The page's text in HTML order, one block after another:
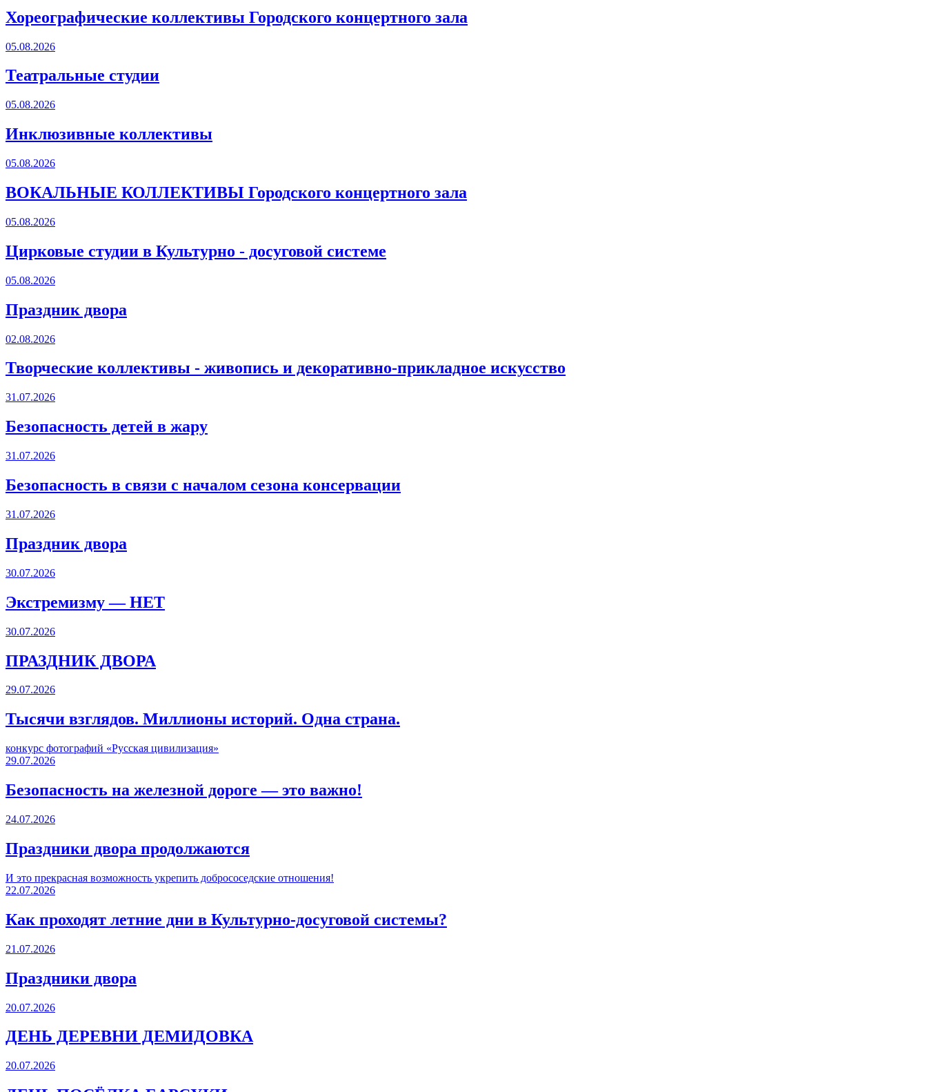
Хореографические коллективы Городского концертного зала
05.08.2026
Театральные студии
05.08.2026
Инклюзивные коллективы
05.08.2026
ВОКАЛЬНЫЕ КОЛЛЕКТИВЫ Городского концертного зала
05.08.2026
Цирковые студии в Культурно - досуговой системе
05.08.2026
Праздник двора
02.08.2026
Творческие коллективы - живопись и декоративно-прикладное искусство
31.07.2026
Безопасность детей в жару
31.07.2026
Безопасность в связи с началом сезона консервации
31.07.2026
Праздник двора
30.07.2026
Экстремизму — НЕТ
30.07.2026
ПРАЗДНИК ДВОРА️
29.07.2026
Тысячи взглядов. Миллионы историй. Одна страна.
конкурс фотографий «Русская цивилизация»
29.07.2026
Безопасность на железной дороге — это важно!
24.07.2026
Праздники двора продолжаются
И это прекрасная возможность укрепить добрососедские отношения!
22.07.2026
Как проходят летние дни в Культурно-досуговой системы?
21.07.2026
Праздники двора
20.07.2026
ДЕНЬ ДЕРЕВНИ ДЕМИДОВКА
20.07.2026